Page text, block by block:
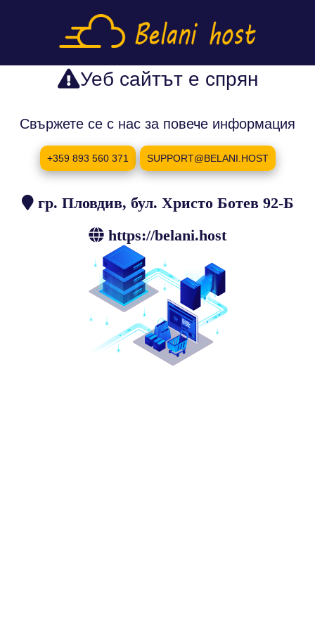
Уеб сайтът е спрян
Свържете се с нас за повече информация
+359 893 560 371 SUPPORT@BELANI.HOST
гр. Пловдив, бул. Христо Ботев 92-Б
https://belani.host